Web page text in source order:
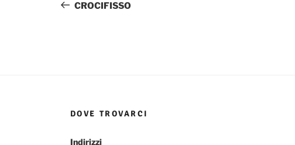
articoli
precedente:
CROCIFISSO
DOVE TROVARCI
Indirizzi